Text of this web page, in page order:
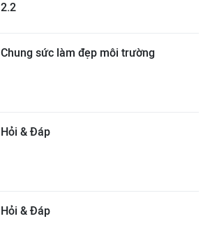
2.2
Chung sức làm đẹp môi trường
Hỏi & Đáp
Hỏi & Đáp